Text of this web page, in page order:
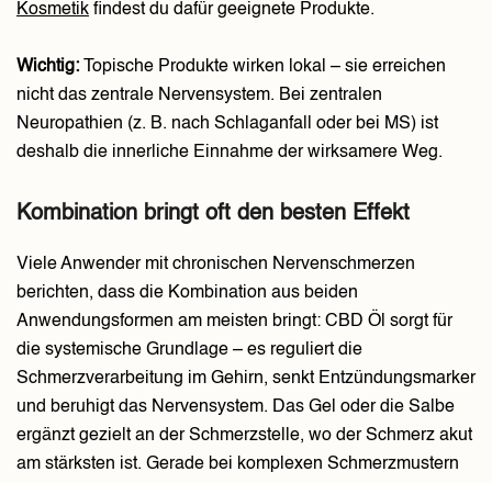
Kosmetik findest du dafür geeignete Produkte.
Wichtig: Topische Produkte wirken lokal – sie erreichen
nicht das zentrale Nervensystem. Bei zentralen
Neuropathien (z. B. nach Schlaganfall oder bei MS) ist
deshalb die innerliche Einnahme der wirksamere Weg.
Kombination bringt oft den besten Effekt
Viele Anwender mit chronischen Nervenschmerzen
berichten, dass die Kombination aus beiden
Anwendungsformen am meisten bringt: CBD Öl sorgt für
die systemische Grundlage – es reguliert die
Schmerzverarbeitung im Gehirn, senkt Entzündungsmarker
und beruhigt das Nervensystem. Das Gel oder die Salbe
ergänzt gezielt an der Schmerzstelle, wo der Schmerz akut
am stärksten ist. Gerade bei komplexen Schmerzmustern